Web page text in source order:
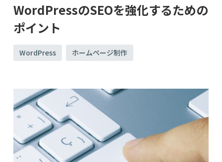
WordPressのSEOを強化するための
ポイント
WordPress ホームページ制作